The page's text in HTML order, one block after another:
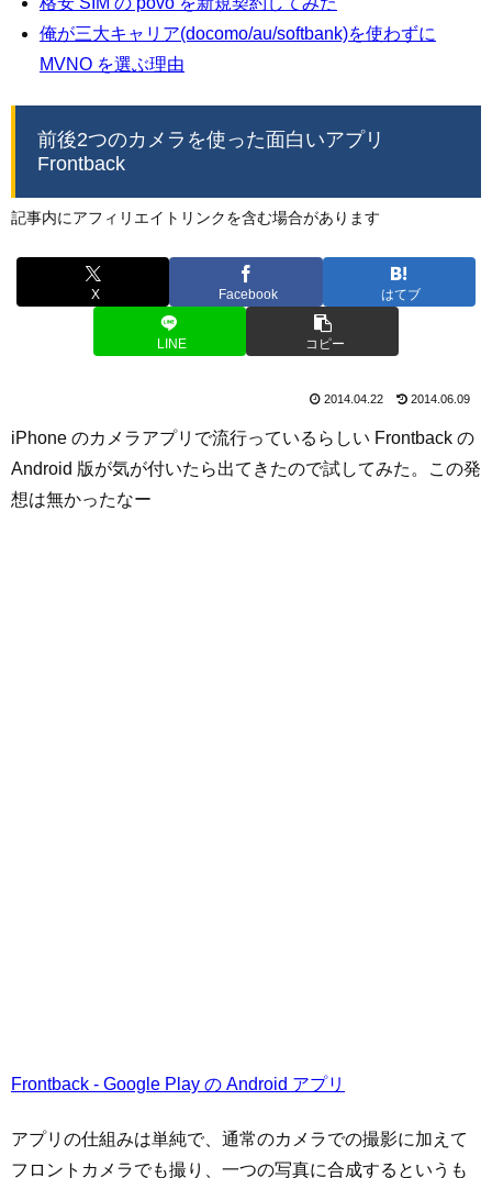
俺が三大キャリア(docomo/au/softbank)を使わずに
MVNO を選ぶ理由
前後2つのカメラを使った面白いアプリ
Frontback
記事内にアフィリエイトリンクを含む場合があります
X Facebook はてブ
LINE コピー
2014.04.22 2014.06.09
iPhone のカメラアプリで流行っているらしい Frontback の
Android 版が気が付いたら出てきたので試してみた。この発
想は無かったなー
Frontback - Google Play の Android アプリ
アプリの仕組みは単純で、通常のカメラでの撮影に加えて
フロントカメラでも撮り、一つの写真に合成するというも